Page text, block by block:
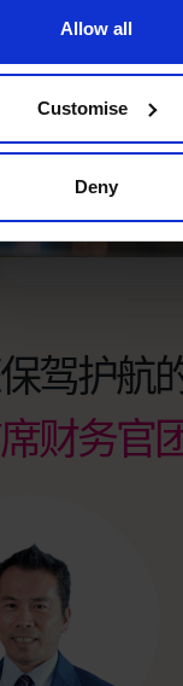
Allow all
Customise
Deny
驾护航
财务官